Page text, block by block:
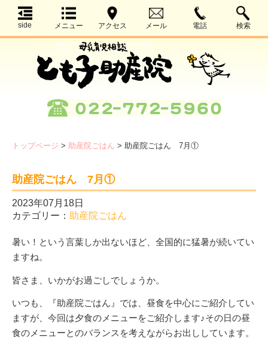
side メニュー アクセス メール 電話 検索
トップページ > 助産院ごはん > 助産院ごはん 7月①
助産院ごはん 7月①
2023年07月18日
カテゴリー： 助産院ごはん
暑い！という言葉しか出ないほど、全国的に猛暑が続いてい
ますね。
皆さま、いかがお過ごしでしょうか。
いつも、『助産院ごはん』では、昼食を中心にご紹介してい
ますが、今回は夕食のメニューをご紹介します♪その日の昼
食のメニューとのバランスを考えながらお出ししています。